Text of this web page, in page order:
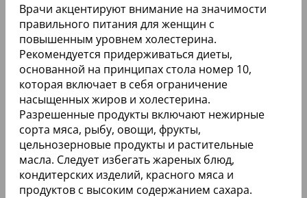
Врачи акцентируют внимание на значимости
правильного питания для женщин с
повышенным уровнем холестерина.
Рекомендуется придерживаться диеты,
основанной на принципах стола номер 10,
которая включает в себя ограничение
насыщенных жиров и холестерина.
Разрешенные продукты включают нежирные
сорта мяса, рыбу, овощи, фрукты,
цельнозерновые продукты и растительные
масла. Следует избегать жареных блюд,
кондитерских изделий, красного мяса и
продуктов с высоким содержанием сахара.